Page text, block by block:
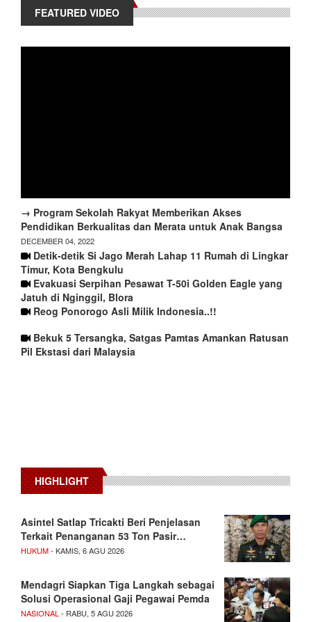
FEATURED VIDEO
→ Program Sekolah Rakyat Memberikan Akses
Pendidikan Berkualitas dan Merata untuk Anak Bangsa
DECEMBER 04, 2022
Detik-detik Si Jago Merah Lahap 11 Rumah di Lingkar
Timur, Kota Bengkulu
Evakuasi Serpihan Pesawat T-50i Golden Eagle yang
Jatuh di Nginggil, Blora
Reog Ponorogo Asli Milik Indonesia..!!
Bekuk 5 Tersangka, Satgas Pamtas Amankan Ratusan
Pil Ekstasi dari Malaysia
HIGHLIGHT
Asintel Satlap Tricakti Beri Penjelasan
Terkait Penanganan 53 Ton Pasir…
HUKUM- KAMIS, 6 AGU 2026
Mendagri Siapkan Tiga Langkah sebagai
Solusi Operasional Gaji Pegawai Pemda
NASIONAL - RABU, 5 AGU 2026